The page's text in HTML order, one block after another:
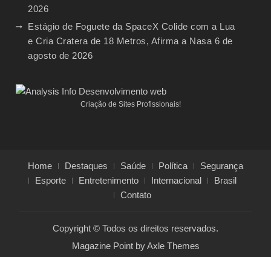
2026
Estágio de Foguete da SpaceX Colide com a Lua
e Cria Cratera de 18 Metros, Afirma a Nasa 6 de
agosto de 2026
Criação de Sites Profissionais!
Home Destaques Saúde Política
Segurança
Esporte
Entretenimento Internacional
Brasil
Contato
Copyright © Todos os direitos reservados.
Magazine Point byAxle Themes